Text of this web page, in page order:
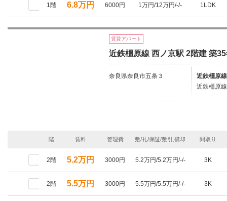
1階 6.8万円 6000円 1万円/12万円/-/- 1LDK
賃貸アパート
近鉄橿原線 西ノ京駅 2階建 築
奈良県奈良市五条３
近鉄橿原
近鉄橿原
階 賃料 管理費 敷/礼/保証/敷引,償却 間取り
2階 5.2万円 3000円 5.2万円/5.2万円/-/- 3K
2階 5.5万円 3000円 5.5万円/5.5万円/-/- 3K